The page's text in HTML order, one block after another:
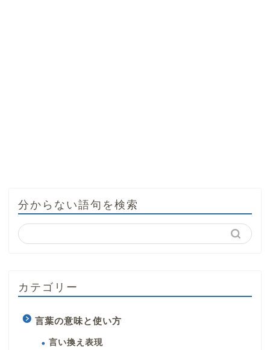
分からない語句を検索
カテゴリー
言葉の意味と使い方
言い換え表現